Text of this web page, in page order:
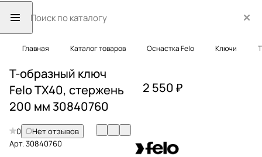
Главная Каталог товаров Оснастка Felo Ключи
Т-образный ключ
Felo TX40, стержень
200 мм 30840760
0
Нет отзывов
Арт.30840760
2 550 ₽